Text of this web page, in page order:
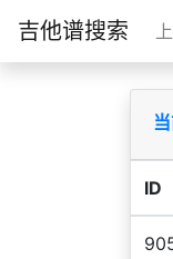
吉他谱搜索
ID